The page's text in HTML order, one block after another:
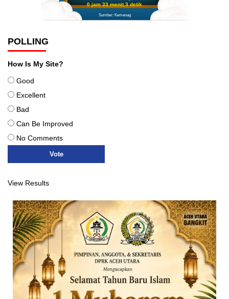
0 jam 33 menit 3 detik
Sumber: Kemenag
POLLING
How Is My Site?
Good
Excellent
Bad
Can Be Improved
No Comments
View Results